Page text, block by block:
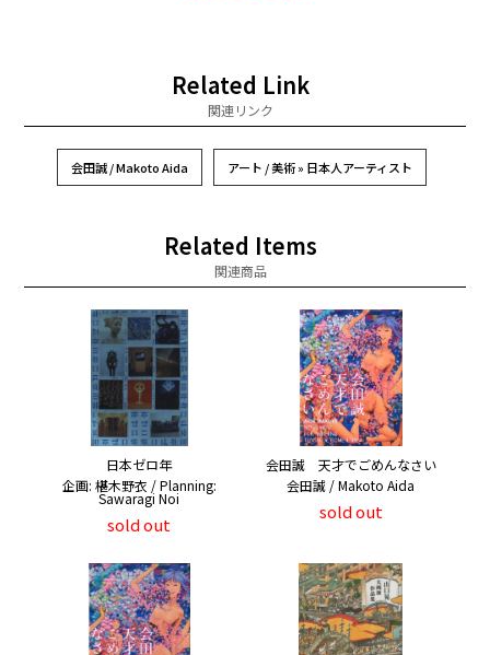
Related Link
関連リンク
会田誠 / Makoto Aida アート / 美術 » 日本人アーティスト
Related Items
関連商品
日本ゼロ年
企画: 椹木野衣 / Planning:
Sawaragi Noi
sold out
会田誠 天才でごめんなさい
会田誠 / Makoto Aida
sold out